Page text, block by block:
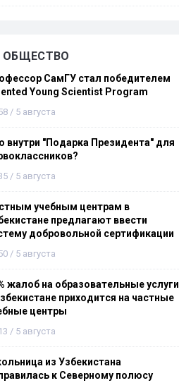
ОБЩЕСТВО
СамГУ стал победителем
Young Scientist Program
/ 5 августа
внутри "Подарка Президента" для
/ 5 августа
учебным центрам в
предлагают ввести
добровольной сертификации
/ 5 августа
жалоб на образовательные услуги
приходится на частные
центры
/ 5 августа
из Узбекистана
к Северному полюсу